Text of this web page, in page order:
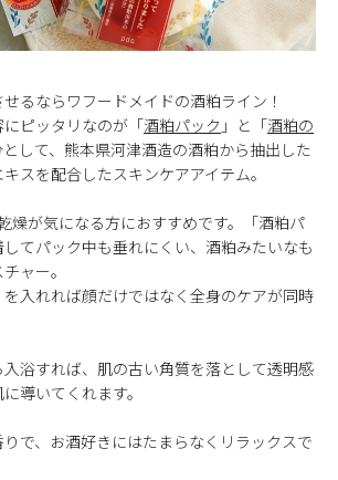
るならワフードメイドの酒粕ライン！
ピッタリなのが「 酒粕パック 」と「 酒粕の
として、熊本県河津酒造の酒粕から抽出した
スを配合したスキンケアアイテム。
燥が気になる方におすすめです。「酒粕パ
てパック中も垂れにくい、酒粕みたいなも
ャー。
入れれば顔だけではなく全身のケアが同時
浴すれば、肌の古い角質を落として透明感
導いてくれます。
で、お酒好きにはたまらなくリラックスで